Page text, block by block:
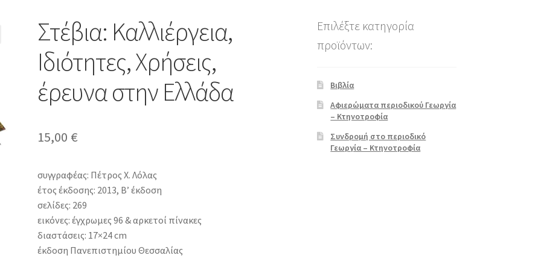
Στέβια: Καλλιέργεια,
Ιδιότητες, Χρήσεις,
έρευνα στην Ελλάδα
15,00 €
συγγραφέας: Πέτρος Χ. Λόλας
έτος έκδοσης: 2013, Β’ έκδοση
σελίδες: 269
εικόνες: έγχρωμες 96 & αρκετοί πίνακες
διαστάσεις: 17×24 cm
έκδοση Πανεπιστημίου Θεσσαλίας
Επιλέξτε κατηγορία
προϊόντων:
Βιβλία
Αφιερώματα περιοδικού Γεωργία
– Κτηνοτροφία
Συνδρομή στο περιοδικό
Γεωργία – Κτηνοτροφία